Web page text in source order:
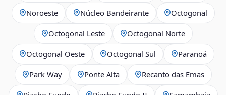
Noroeste Núcleo Bandeirante Octogonal
Octogonal Leste Octogonal Norte
Octogonal Oeste Octogonal Sul Paranoá
Park Way Ponte Alta Recanto das Emas